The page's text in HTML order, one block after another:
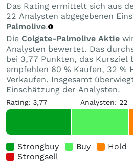
Das Rating ermittelt sich aus
22 Analysten abgegebenen
Palmolive.
Die Colgate-Palmolive Aktie
Analysten bewertet. Das
bei 3,77 Punkten, das Kursziel
empfehlen 60 % Kaufen, 32 %
Verkaufen. Insgesamt
Einschätzung der Analysten.
Rating: 3,77 Analysten: 22
Strongbuy Buy Hold
Strongsell